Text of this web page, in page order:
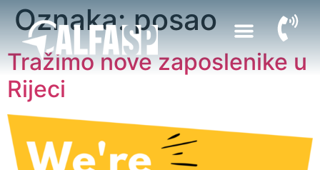
Oznaka:posao
Tražimo nove zaposlenike u
Rijeci